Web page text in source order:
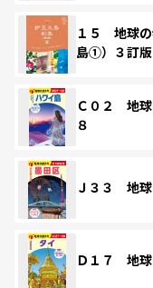
１５ 地球
島①）３訂版
Ｃ０２ 地
８
Ｊ３３ 地
Ｄ１７ 地